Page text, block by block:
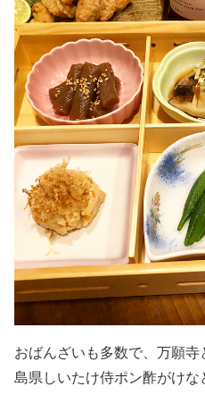
おばんざいも多数で、万願
島県しいたけ侍ポン酢がけな